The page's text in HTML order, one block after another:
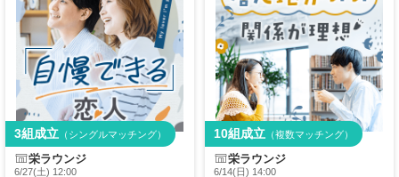
栄ラウンジ
6/27(土) 12:00
3組成立 （シングルマッチング）
栄ラウンジ
6/14(日) 14:00
10組成立 （複数マッチング）